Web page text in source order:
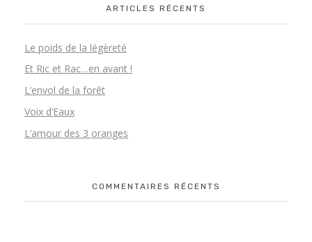
ARTICLES RÉCENTS
Le poids de la légèreté
Et Ric et Rac…en avant !
L’envol de la forêt
Voix d’Eaux
L’amour des 3 oranges
COMMENTAIRES RÉCENTS